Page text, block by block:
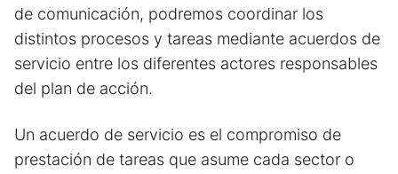
de comunicación, podremos coordinar los
distintos procesos y tareas mediante acuerdos de
servicio entre los diferentes actores responsables
del plan de acción.
Un acuerdo de servicio es el compromiso de
prestación de tareas que asume cada sector o